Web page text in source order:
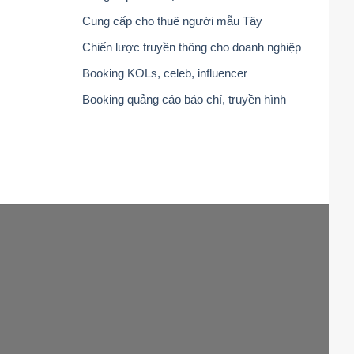
Cung cấp cho thuê người mẫu Tây
Chiến lược truyền thông cho doanh nghiệp
Booking KOLs, celeb, influencer
Booking quảng cáo báo chí, truyền hình